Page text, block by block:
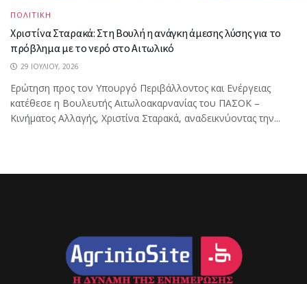
ΠΟΛΙΤΙΚΗ
Χριστίνα Σταρακά: Στη Βουλή η ανάγκη άμεσης λύσης για το
πρόβλημα με το νερό στο Αιτωλικό
29 ΙΟΥΛΊΟΥ, 2026
Ερώτηση προς τον Υπουργό Περιβάλλοντος και Ενέργειας
κατέθεσε η Βουλευτής Αιτωλοακαρνανίας του ΠΑΣΟΚ –
Κινήματος Αλλαγής, Χριστίνα Σταρακά, αναδεικνύοντας την...